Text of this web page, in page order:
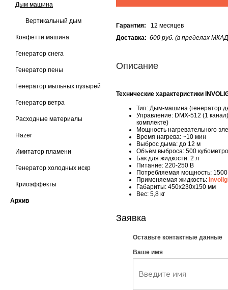
Дым машина
Вертикальный дым
Конфетти машина
Генератор снега
Генератор пены
Генератор мыльных пузырей
Генератор ветра
Расходные материалы
Hazer
Имитатор пламени
Генератор холодных искр
Криоэффекты
Архив
Гарантия: 12 месяцев
Доставка: 600 руб. (в пределах
Описание
Технические характеристики
Тип: Дым-машина (генератор
Управление: DMX-512 (1
комплекте)
Мощность нагревательного
Время нагрева: ~10 мин
Выброс дыма: до 12 м
Объём выброса: 500
Бак для жидкости: 2 л
Питание: 220-250 В
Потребляемая мощность:
Применяемая жидкость:
Габариты: 450x230x150 мм
Вес: 5,8 кг
Заявка
Оставьте контактные данные
Ваше имя